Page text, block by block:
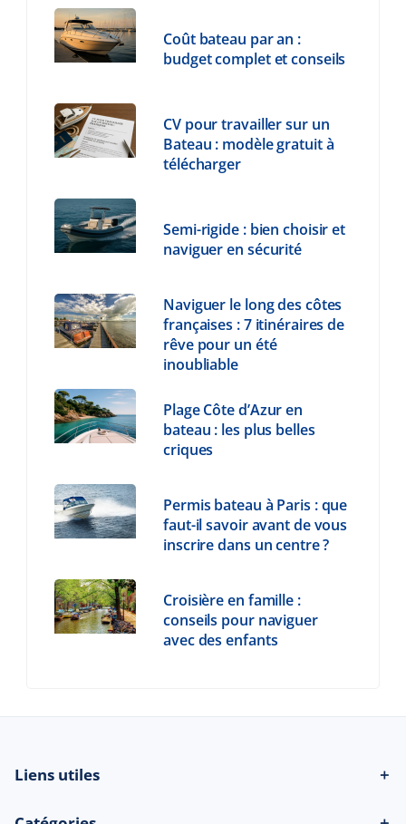
Coût bateau par an :
budget complet et conseils
CV pour travailler sur un
Bateau : modèle gratuit à
télécharger
Semi-rigide : bien choisir et
naviguer en sécurité
Naviguer le long des côtes
françaises : 7 itinéraires de
rêve pour un été
inoubliable
Plage Côte d’Azur en
bateau : les plus belles
criques
Permis bateau à Paris : que
faut-il savoir avant de vous
inscrire dans un centre ?
Croisière en famille :
conseils pour naviguer
avec des enfants
Liens utiles ＋